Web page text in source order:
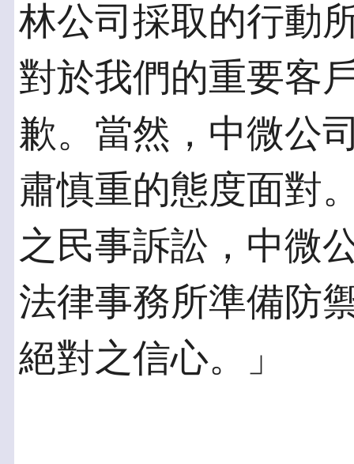
林公司採取的行動
對於我們的重要客
歉。當然，中微公
肅慎重的態度面對
之民事訴訟，中微
法律事務所準備防
絕對之信心。」